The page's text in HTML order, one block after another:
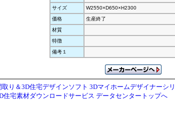
サイズ
W2550×D650×H2300
価格
生産終了
材質
特徴
備考１
取り＆3D住宅デザインソフト 3Dマイホームデザイナーシ
住宅素材ダウンロードサービス データセンタートップへ